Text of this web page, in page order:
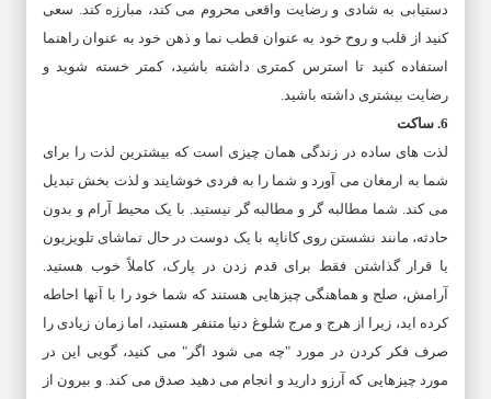
دستیابی به شادی و رضایت واقعی محروم می کند، مبارزه کند. سعی
کنید از قلب و روح خود به عنوان قطب نما و ذهن خود به عنوان راهنما
استفاده کنید تا استرس کمتری داشته باشید، کمتر خسته شوید و
رضایت بیشتری داشته باشید.
6. ساکت
لذت های ساده در زندگی همان چیزی است که بیشترین لذت را برای
شما به ارمغان می آورد و شما را به فردی خوشایند و لذت بخش تبدیل
می کند. شما مطالبه گر و مطالبه گر نیستید. با یک محیط آرام و بدون
حادثه، مانند نشستن روی کاناپه با یک دوست در حال تماشای تلویزیون
یا قرار گذاشتن فقط برای قدم زدن در پارک، کاملاً خوب هستید.
آرامش، صلح و هماهنگی چیزهایی هستند که شما خود را با آنها احاطه
کرده اید، زیرا از هرج و مرج شلوغ دنیا متنفر هستید، اما زمان زیادی را
صرف فکر کردن در مورد "چه می شود اگر" می کنید، گویی این در
مورد چیزهایی که آرزو دارید و انجام می دهید صدق می کند. و بیرون از